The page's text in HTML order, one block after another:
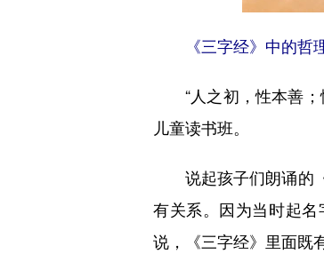
《三字经》中的哲
“人之初，性本善；
儿童读书班。
说起孩子们朗诵的《三
有关系。因为当时起名
说，《三字经》里面既